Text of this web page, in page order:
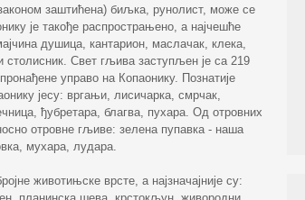
заштићена) биљка, рунолист, може се
је такође распрострањено, а најчешће
душица, кантарион, маслачак, клека,
Свет гљива заступљен је са 219
управо на Копаонику. Познатије
јесу: вргањи, лисичарка, смрчак,
ђубретара, благва, пухара. Од отровних
отровне гљиве: зелена пупавка - наша
мухара, лудара.
животињске врсте, а најзначајније су: